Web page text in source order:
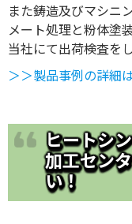
また鋳造及びマシニ
メート処理と粉体塗
当社にて出荷検査を
＞＞製品事例の詳細
ヒートシ
加工セン
い！